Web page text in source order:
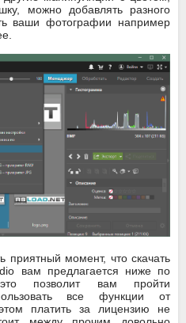
можно добавлять разного
ваши фотографии например
приятный момент, что скачать
вам предлагается ниже по
позволит вам пройти
все функции от
платить за лицензию не